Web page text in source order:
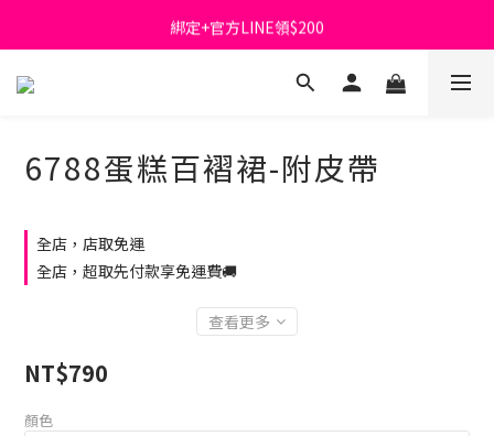
首購免運費🚚
綁定+官方LINE領$200
出清特價_買一送一
6788蛋糕百褶裙-附皮帶
全店，店取免運
全店，超取先付款享免運費🚚
查看更多
NT$790
顏色